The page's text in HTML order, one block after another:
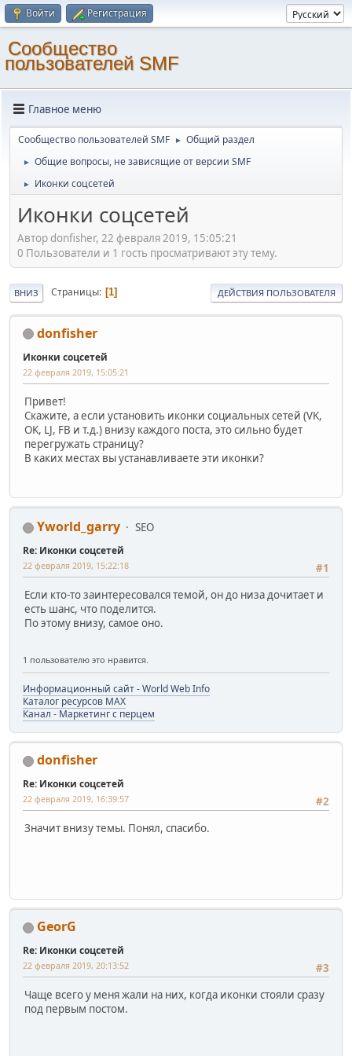
Войти Регистрация
Cообщество
пользователей SMF
Главное меню
Cообщество пользователей SMF ► Общий раздел
► Общие вопросы, не зависящие от версии SMF
► Иконки соцсетей
Иконки соцсетей
Автор donfisher, 22 февраля 2019, 15:05:21
0 Пользователи и 1 гость просматривают эту тему.
ВНИЗ Страницы 1 ДЕЙСТВИЯ ПОЛЬЗОВАТЕЛЯ
donfisher
Иконки соцсетей
22 февраля 2019, 15:05:21
Привет!
Скажите, а если установить иконки социальных сетей (VK,
OK, LJ, FB и т.д.) внизу каждого поста, это сильно будет
перегружать страницу?
В каких местах вы устанавливаете эти иконки?
Yworld_garry SEO
Re: Иконки соцсетей
#1
22 февраля 2019, 15:22:18
Если кто-то заинтересовался темой, он до низа дочитает и
есть шанс, что поделится.
По этому внизу, самое оно.
1 пользователю это нравится.
Информационный сайт - World Web Info
Каталог ресурсов MAX
Канал - Маркетинг с перцем
donfisher
Re: Иконки соцсетей
#2
22 февраля 2019, 16:39:57
Значит внизу темы. Понял, спасибо.
GeorG
Re: Иконки соцсетей
#3
22 февраля 2019, 20:13:52
Чаще всего у меня жали на них, когда иконки стояли сразу
под первым постом.